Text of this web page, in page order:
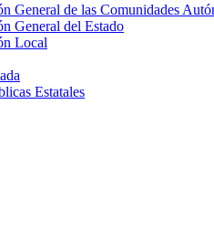
General de las Comunidades
General del Estado
Local
Estatales